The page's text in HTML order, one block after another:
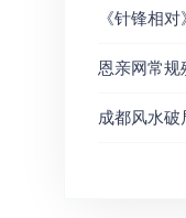
成都风水